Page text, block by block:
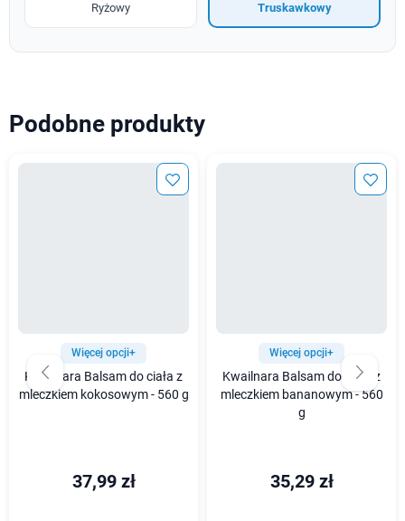
Ryżowy Truskawkowy
Podobne produkty
Więcej opcji+
Kwailnara Balsam do ciała z
mleczkiem kokosowym - 560 g
37,99 zł
Więcej opcji+
Kwailnara Balsam do ciała z
mleczkiem bananowym - 560
g
35,29 zł